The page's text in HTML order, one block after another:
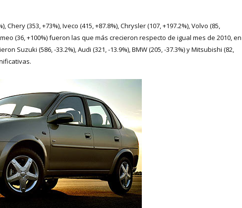
Chery (353, +73%), Iveco (415, +87.8%), Chrysler (107, +197.2%), Volvo (85,
(36, +100%) fueron las que más crecieron respecto de igual mes de 2010, en
Suzuki (586, -33.2%), Audi (321, -13.9%), BMW (205, -37.3%) y Mitsubishi (82,